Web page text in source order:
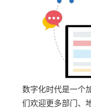
数字化时代是一个
们欢迎更多部门、